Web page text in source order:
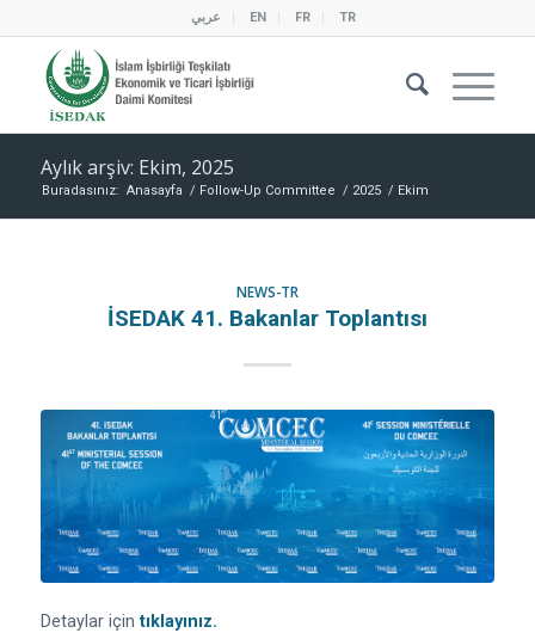
عربي EN FR TR
Aylık arşiv: Ekim, 2025
Buradasınız: Anasayfa / Follow-Up Committee / 2025 / Ekim
NEWS-TR
İSEDAK 41. Bakanlar Toplantısı
Detaylar içintıklayınız.